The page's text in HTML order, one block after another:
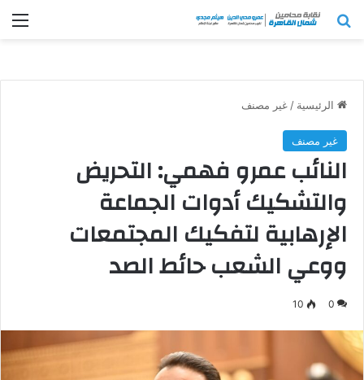
بحث عن
الرئيسية / غير مصنف
غير مصنف
النائب عمرو فهمي: التحريض
والتشكيك أدوات الجماعة
الإرهابية لتفكيك المجتمعات
ووعي الشعب حائط الصد
0
10